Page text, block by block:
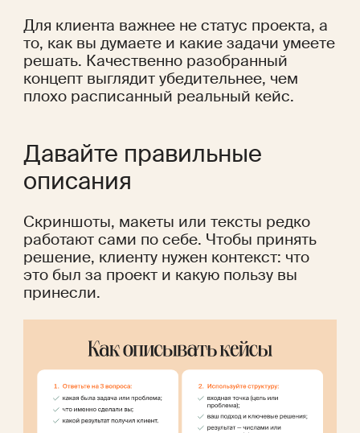
Для клиента важнее не статус проекта, а
то, как вы думаете и какие задачи умеете
решать. Качественно разобранный
концепт выглядит убедительнее, чем
плохо расписанный реальный кейс.
Давайте правильные
описания
Скриншоты, макеты или тексты редко
работают сами по себе. Чтобы принять
решение, клиенту нужен контекст: что
это был за проект и какую пользу вы
принесли.